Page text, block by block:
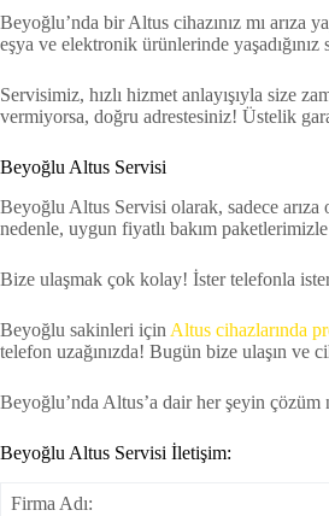
Beyoğlu’nda bir Altus cihazınız mı
eşya ve elektronik ürünlerinde
Servisimiz, hızlı hizmet anlayışıyla size
vermiyorsa, doğru adrestesiniz! Üstelik
Beyoğlu Altus Servisi
Beyoğlu Altus Servisi olarak, sadece arıza
nedenle, uygun fiyatlı bakım
Bize ulaşmak çok kolay! İster telefonla
Beyoğlu sakinleri için Altus cihazlarında
telefon uzağınızda! Bugün bize ulaşın ve
Beyoğlu’nda Altus’a dair her şeyin
Beyoğlu Altus Servisi İletişim:
Firma Adı: